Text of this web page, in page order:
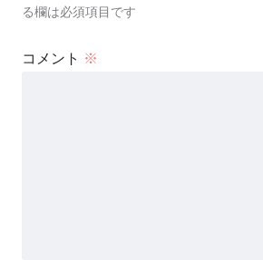
る欄は必須項目です
コメント ※